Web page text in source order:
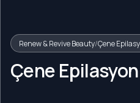
Renew & Revive Beauty/Çene
Çene